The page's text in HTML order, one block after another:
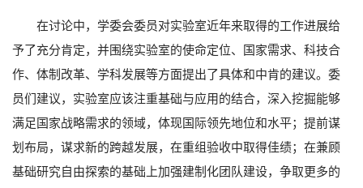
在讨论中，学委会委员对实验室近年来取得的工作进展给
予了充分肯定，并围绕实验室的使命定位、国家需求、科技合
作、体制改革、学科发展等方面提出了具体和中肯的建议。委
员们建议，实验室应该注重基础与应用的结合，深入挖掘能够
满足国家战略需求的领域，体现国际领先地位和水平；提前谋
划布局，谋求新的跨越发展，在重组验收中取得佳绩；在兼顾
基础研究自由探索的基础上加强建制化团队建设，争取更多的